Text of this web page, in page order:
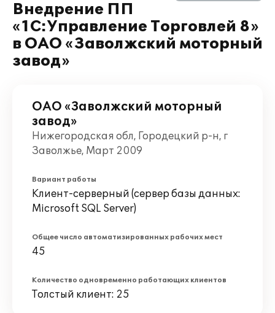
Внедрение ПП
«1С:Управление Торговлей 8»
в ОАО «Заволжский моторный
завод»
ОАО «Заволжский моторный
завод»
Нижегородская обл, Городецкий р-н, г
Заволжье, Март 2009
Вариант работы
Клиент-серверный (сервер базы данных:
Microsoft SQL Server)
Общее число автоматизированных рабочих мест
45
Количество одновременно работающих клиентов
Толстый клиент: 25